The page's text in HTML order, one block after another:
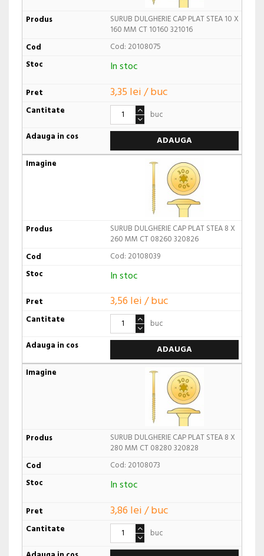
SURUB DULGHERIE CAP PLAT STEA 10 X
160 MM CT 10160 321016
Cod: 20108075
In stoc
3,35 lei / buc
buc
ADAUGA
SURUB DULGHERIE CAP PLAT STEA 8 X
260 MM CT 08260 320826
Cod: 20108039
In stoc
3,56 lei / buc
buc
ADAUGA
SURUB DULGHERIE CAP PLAT STEA 8 X
280 MM CT 08280 320828
Cod: 20108073
In stoc
3,86 lei / buc
buc